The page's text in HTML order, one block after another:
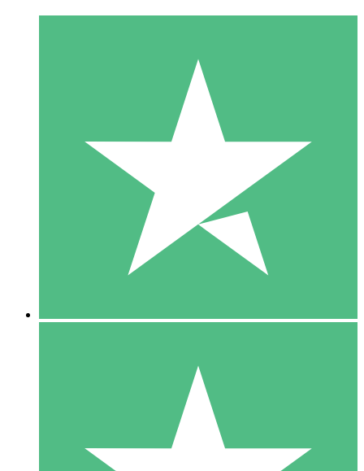
Paquetes de Créditos Individuales
Paga según el uso con créditos de descarga. Sin compromiso
10 00
10 Descargas
20 00